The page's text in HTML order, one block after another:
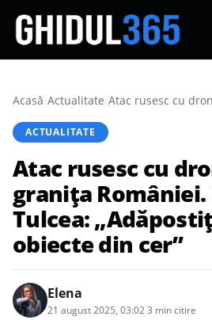
Acasă/Actualitate/
ACTUALITATE
Atac rusesc cu
granița României.
Tulcea:
obiecte din cer”
Elena
21 august 2025, 03:023 min citire